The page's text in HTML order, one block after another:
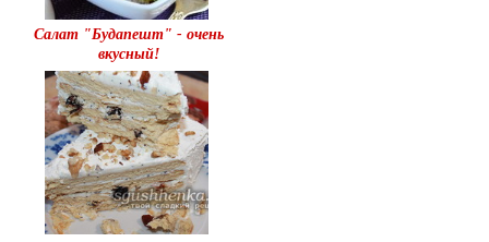
Салат "Будапешт" - очень
вкусный!